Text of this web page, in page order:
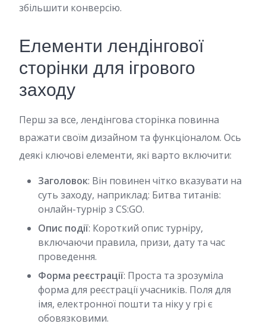
збільшити конверсію.
Елементи лендінгової
сторінки для ігрового
заходу
Перш за все, лендінгова сторінка повинна
вражати своїм дизайном та функціоналом. Ось
деякі ключові елементи, які варто включити:
Заголовок: Він повинен чітко вказувати на
суть заходу, наприклад: Битва титанів:
онлайн-турнір з CS:GO.
Опис події: Короткий опис турніру,
включаючи правила, призи, дату та час
проведення.
Форма реєстрації: Проста та зрозуміла
форма для реєстрації учасників. Поля для
імя, електронної пошти та ніку у грі є
обовязковими.